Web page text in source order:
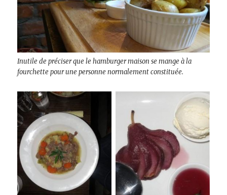
Inutile de préciser que le hamburger maison se mange à la
fourchette pour une personne normalement constituée.